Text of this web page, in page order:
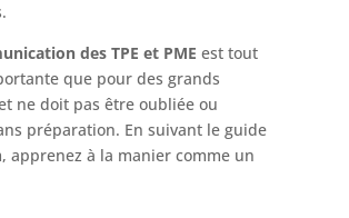
des TPE et PME est tout
que pour des grands
ne doit pas être oubliée ou
préparation. En suivant le guide
apprenez à la manier comme un